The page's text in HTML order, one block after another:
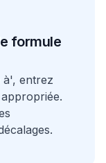
formule
à', entrez